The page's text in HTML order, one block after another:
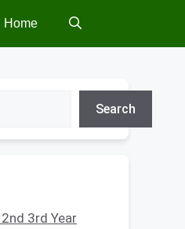
Home
Search
3rd Year